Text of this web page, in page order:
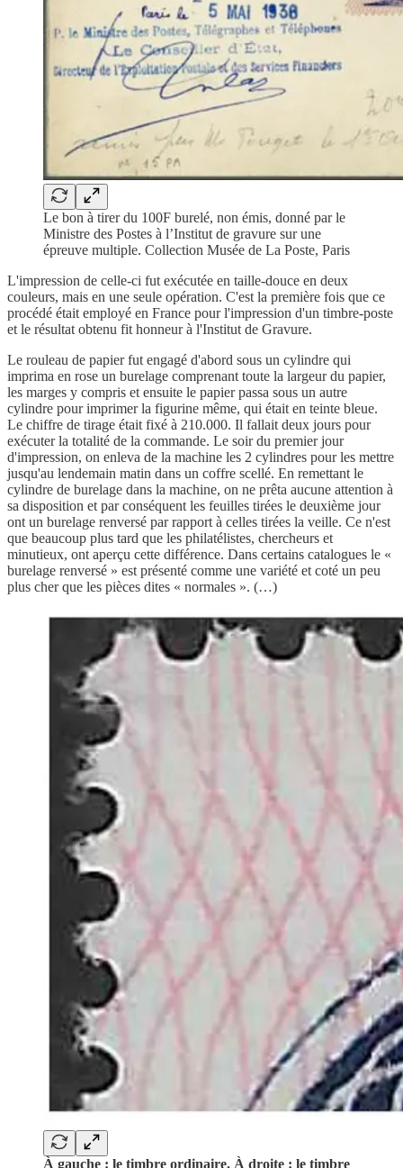
Le bon à tirer du 100F burelé, non émis, donné par le
Ministre des Postes à l’Institut de gravure sur une
épreuve multiple. Collection Musée de La Poste, Paris
L'impression de celle-ci fut exécutée en taille-douce en deux
couleurs, mais en une seule opération. C'est la première fois que ce
procédé était employé en France pour l'impression d'un timbre-poste
et le résultat obtenu fit honneur à l'Institut de Gravure.
Le rouleau de papier fut engagé d'abord sous un cylindre qui
imprima en rose un burelage comprenant toute la largeur du papier,
les marges y compris et ensuite le papier passa sous un autre
cylindre pour imprimer la figurine même, qui était en teinte bleue.
Le chiffre de tirage était fixé à 210.000. Il fallait deux jours pour
exécuter la totalité de la commande. Le soir du premier jour
d'impression, on enleva de la machine les 2 cylindres pour les mettre
jusqu'au lendemain matin dans un coffre scellé. En remettant le
cylindre de burelage dans la machine, on ne prêta aucune attention à
sa disposition et par conséquent les feuilles tirées le deuxième jour
ont un burelage renversé par rapport à celles tirées la veille. Ce n'est
que beaucoup plus tard que les philatélistes, chercheurs et
minutieux, ont aperçu cette différence. Dans certains catalogues le «
burelage renversé » est présenté comme une variété et coté un peu
plus cher que les pièces dites « normales ». (…)
À gauche : le timbre ordinaire. À droite : le timbre